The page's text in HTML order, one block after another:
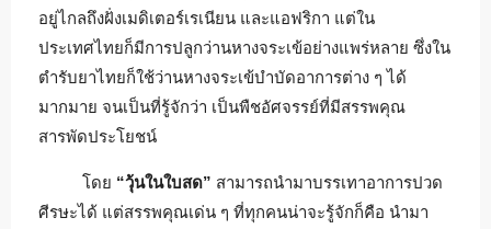
อยู่ไกลถึงฝั่งเมดิเตอร์เรเนียน และแอฟริกา แต่ใน
ประเทศไทยก็มีการปลูกว่านหางจระเข้อย่างแพร่หลาย ซึ่งใน
ตำรับยาไทยก็ใช้ว่านหางจระเข้บำบัดอาการต่าง ๆ ได้
มากมาย จนเป็นที่รู้จักว่า เป็นพืชอัศจรรย์ที่มีสรรพคุณ
สารพัดประโยชน์
โดย “วุ้นในใบสด” สามารถนำมาบรรเทาอาการปวด
ศีรษะได้ แต่สรรพคุณเด่น ๆ ที่ทุกคนน่าจะรู้จักก็คือ นำมา